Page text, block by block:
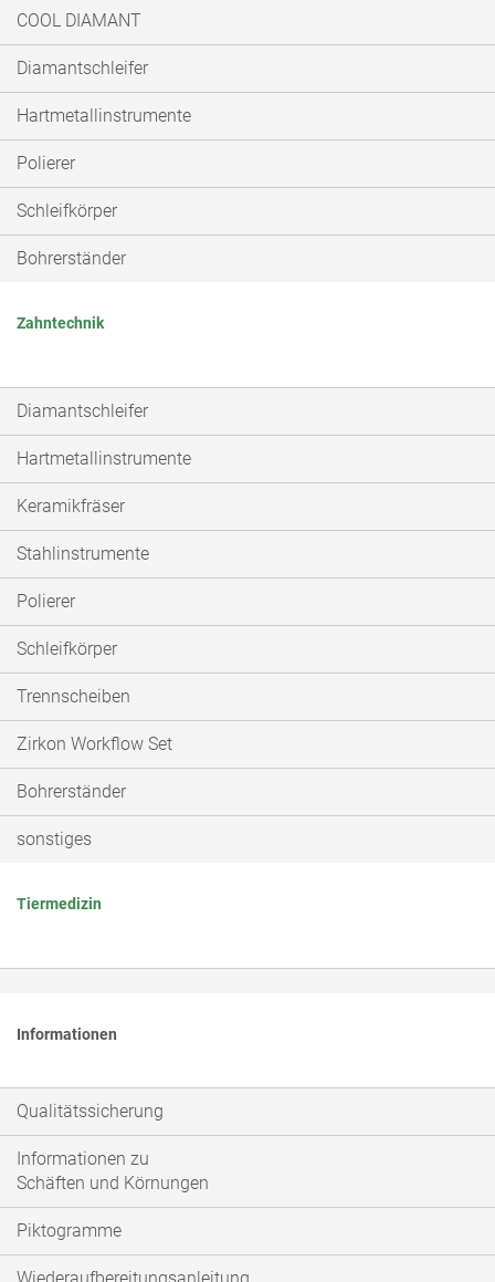
COOL DIAMANT
Diamantschleifer
Hartmetallinstrumente
Polierer
Schleifkörper
Bohrerständer
Zahntechnik
Diamantschleifer
Hartmetallinstrumente
Keramikfräser
Stahlinstrumente
Polierer
Schleifkörper
Trennscheiben
Zirkon Workflow Set
Bohrerständer
sonstiges
Tiermedizin
Informationen
Qualitätssicherung
Informationen zu
Schäften und Körnungen
Piktogramme